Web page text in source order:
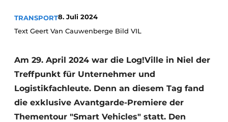
TRANSPORT8. Juli 2024
Text Geert Van Cauwenberge Bild VIL
Am 29. April 2024 war die Log!Ville in Niel der
Treffpunkt für Unternehmer und
Logistikfachleute. Denn an diesem Tag fand
die exklusive Avantgarde-Premiere der
Thementour "Smart Vehicles" statt. Den